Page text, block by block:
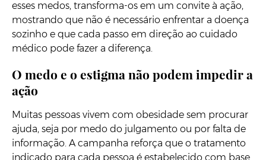
esses medos, transforma-os em um convite à ação,
mostrando que não é necessário enfrentar a doença
sozinho e que cada passo em direção ao cuidado
médico pode fazer a diferença.
O medo e o estigma não podem impedir a
ação
Muitas pessoas vivem com obesidade sem procurar
ajuda, seja por medo do julgamento ou por falta de
informação. A campanha reforça que o tratamento
indicado para cada pessoa é estabelecido com base